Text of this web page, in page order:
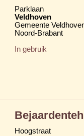
Parklaan
Veldhoven
Gemeente
Noord-Brabant
In gebruik
Hoogstraat